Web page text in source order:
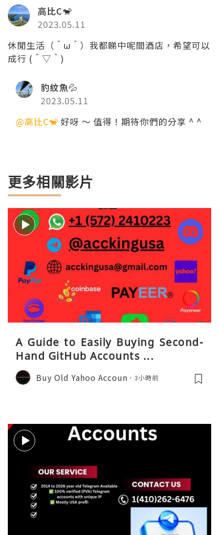
高比C🐒
2023.05.11
休閒生活（＾ω＾）我都睇中呢間酒店，希望可以
成行 (＾▽＾)
豹紋魚💦
2023.05.11
@高比C🐒 好呀 ～ 值得！期待你們的分享 ^ ^
更多相關影片
A Guide to Easily Buying Second-
Hand GitHub Accounts ...
Buy Old Yahoo Accoun 3小時前